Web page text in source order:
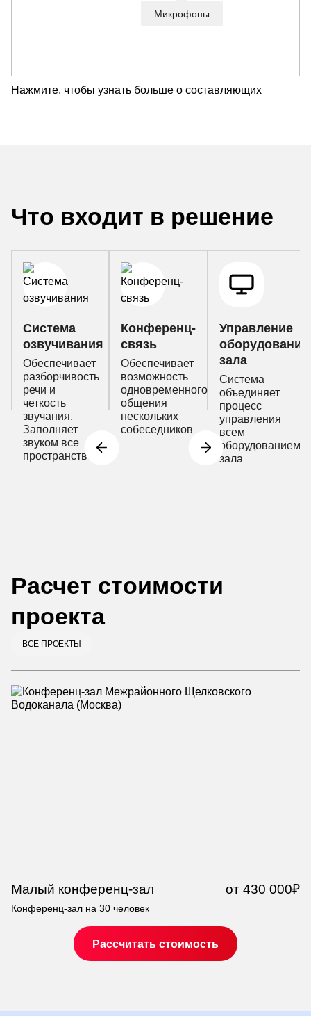
Микрофоны
Нажмите, чтобы узнать больше о составляющих
Что входит в решение
Система
озвучивания
Обеспечивает
разборчивость
речи и
четкость
звучания.
Заполняет
звуком все
пространство
Конференц-
связь
Обеспечивает
возможность
одновременного
общения
нескольких
собеседников
Управление
зала
Система
объединяет
процесс
управления
всем
оборудованием
зала
Расчет стоимости
проекта
ВСЕ ПРОЕКТЫ
Малый конференц-зал от 430 000₽
Конференц-зал на 30 человек
Рассчитать стоимость